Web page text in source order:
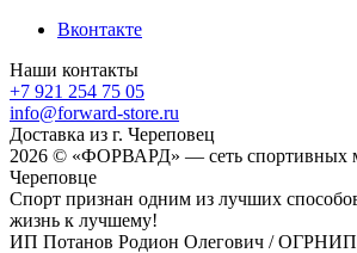
Вконтакте
Наши контакты
+7 921 254 75 05
info@forward-store.ru
Доставка из г. Череповец
2026 © «ФОРВАРД» — сеть спортивных
Череповце
Спорт признан одним из лучших
жизнь к лучшему!
ИП Потанов Родион Олегович / ОГРНИП